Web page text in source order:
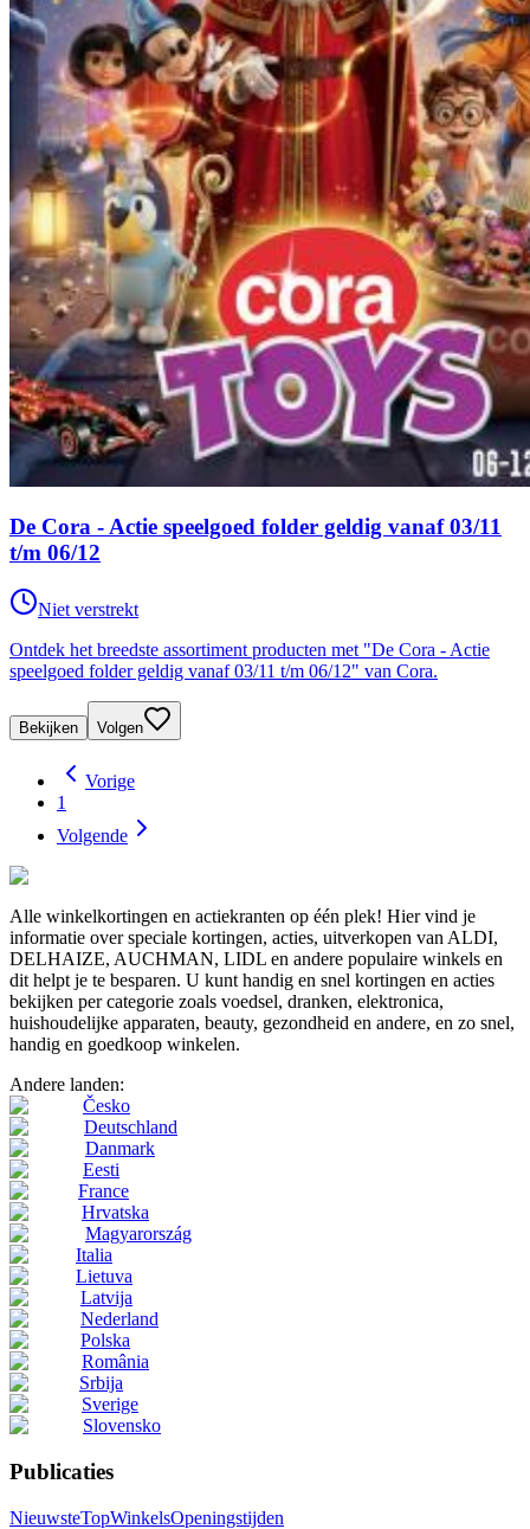
De Cora - Actie speelgoed folder geldig vanaf 03/11
t/m 06/12
Niet verstrekt
Ontdek het breedste assortiment producten met "De Cora - Actie
speelgoed folder geldig vanaf 03/11 t/m 06/12" van Cora.
Bekijken Volgen
Vorige
1
Volgende
Alle winkelkortingen en actiekranten op één plek! Hier vind je
informatie over speciale kortingen, acties, uitverkopen van ALDI,
DELHAIZE, AUCHMAN, LIDL en andere populaire winkels en
dit helpt je te besparen. U kunt handig en snel kortingen en acties
bekijken per categorie zoals voedsel, dranken, elektronica,
huishoudelijke apparaten, beauty, gezondheid en andere, en zo snel,
handig en goedkoop winkelen.
Andere landen:
Česko
Deutschland
Danmark
Eesti
France
Hrvatska
Magyarország
Italia
Lietuva
Latvija
Nederland
Polska
România
Srbija
Sverige
Slovensko
Publicaties
NieuwsteTopWinkelsOpeningstijden